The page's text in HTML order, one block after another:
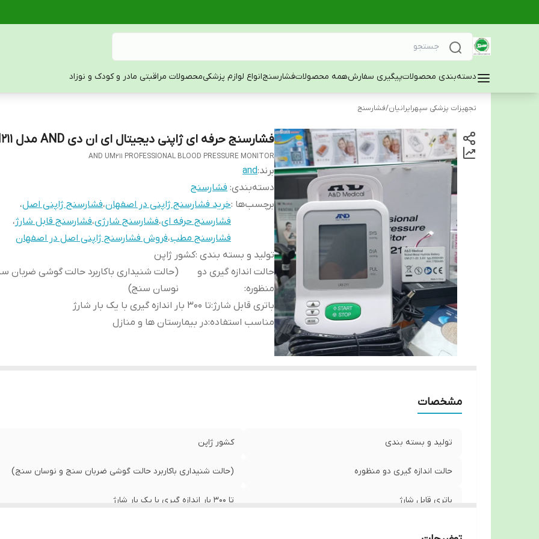
دسته‌بندی محصولاتپیگیری سفارشهمه محصولاتفشارسنجانواع لوازم پزشکیمحصولات مراقبتی مادر و کودک و نوزاد
تجهیزات پزشکی سپهرایرانیان/فشارسنج
فشارسنج حرفه ای ژاپنی دیجیتال ای ان دی AND مدل UM211
AND UM211 PROFESSIONAL BLOOD PRESSURE MONITOR
برند:and
دسته‌بندی: فشارسنج
برچسب‌ها :خرید فشارسنج ژاپنی در اصفهان،فشارسنج ژاپنی اصل،
فشارسنج حرفه ای،فشارسنج شارژی،فشارسنج قابل شارژ،
فشارسنج مطب،فروش فشارسنج ژاپنی اصل در اصفهان
تولید و بسته بندی :کشور ژاپن
حالت اندازه گیری دو
منظوره:
(حالت شنیداری باکاربرد حالت گوشی ضربان
نوسان سنج)
باتری قابل شارژ:تا ۳۰۰ بار اندازه گیری با یک بار شارژ
مناسب استفاده:در بیمارستان ها و منازل
مشخصات
تولید و بسته بندی کشور ژاپن
حالت اندازه گیری دو منظوره (حالت شنیداری باکاربرد حالت گوشی ضربان سنج و نوسان سنج)
باتری قابل شارژ تا ۳۰۰ بار اندازه گیری با یک بار شارژ